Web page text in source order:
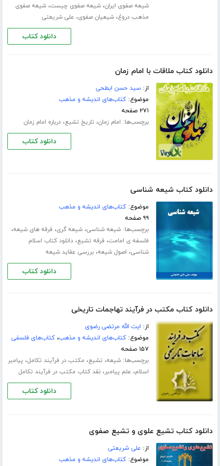
شیعه صفوی ایران،شیعه صفوی چیست،شیعه صفوی
مذهب دروغ،شیعیان صفوی، علی شریعتی
دانلود کتاب
دانلود کتاب ملاقات با امام زمان
از:سید حسن ابطحی
موضوع:کتاب‌های اندیشه و مذهب
۲۷۱ صفحه
برچسب‌ها: امام زمان، تاریخ تشیع،درباره امام زمان
دانلود کتاب
دانلود کتاب شیعه شناسی
موضوع:کتاب‌های اندیشه و مذهب
۹۹ صفحه
برچسب‌ها:شیعه شناسی،شیعه گری، فرقه های شیعه،
فلسفه ی امامت، فرقه تشیع،دانلود کتاب اسلام
شناسی، اصول شیعه،بررسی عقاید شیعه
دانلود کتاب
دانلود کتاب مکتب در فرآیند تهاجمات تاریخی
از: ایت الله مرتضی رضوی
موضوع:کتاب‌های اندیشه و مذهب،کتاب‌های فلسفی
۱۵۷ صفحه
برچسب‌ها:شیعه، تشیع، مکتب در فرآیند تکامل، پیامبر
اسلام، علم پیامبر،نقد کتاب مکتب در فرآیند تکامل
دانلود کتاب
دانلود کتاب تشیع علوی و تشیع صفوی
از: علی شریعتی
موضوع:کتاب‌های اندیشه و مذهب